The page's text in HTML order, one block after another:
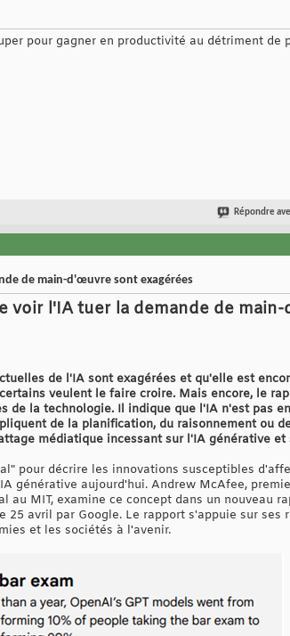
pour gagner en productivité au détriment de
Répondre
de main-d'œuvre sont exagérées
voir l'IA tuer la demande de
de l'IA sont exagérées et qu'elle est
veulent le faire croire. Mais encore, le
de la technologie. Il indique que l'IA n'est pas
de la planification, du raisonnement ou
médiatique incessant sur l'IA générative et
pour décrire les innovations susceptibles
générative aujourd'hui. Andrew McAfee,
MIT, examine ce concept dans un nouveau
avril par Google. Le rapport s'appuie sur ses
et les sociétés à l'avenir.